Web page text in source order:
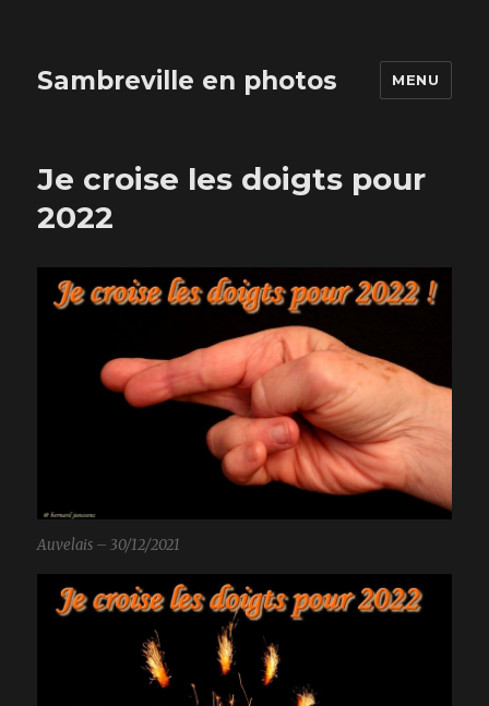
Sambreville en photos MENU
Je croise les doigts pour
2022
Auvelais – 30/12/2021